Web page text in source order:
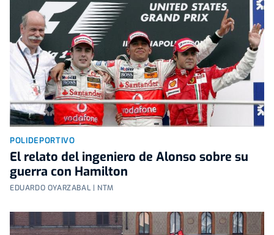
POLIDEPORTIVO
El relato del ingeniero de Alonso sobre su
guerra con Hamilton
EDUARDO OYARZABAL | NTM